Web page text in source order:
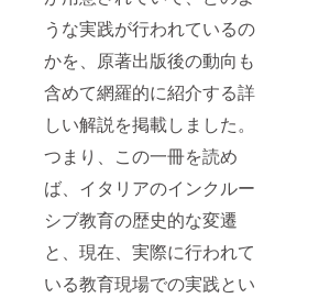
うな実践が行われているの
かを、原著出版後の動向も
含めて網羅的に紹介する詳
しい解説を掲載しました。
つまり、この一冊を読め
ば、イタリアのインクルー
シブ教育の歴史的な変遷
と、現在、実際に行われて
いる教育現場での実践とい